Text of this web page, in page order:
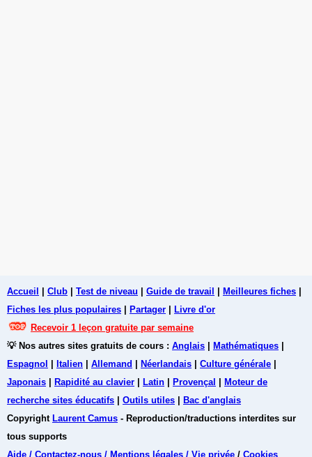
Accueil Club Test de niveau Guide de travail Meilleures fiches
Fiches les plus populaires
Partager
Livre d'or
Recevoir 1 leçon gratuite par semaine
💡 Nos autres sites gratuits de cours : Anglais Mathématiques
Espagnol
Italien Allemand Néerlandais Culture générale
Japonais
Rapidité au clavier Latin Provençal
Moteur de
recherche sites éducatifs
Outils utiles
Bac d'anglais
Copyright Laurent Camus - Reproduction/traductions interdites sur
tous supports
Aide / Contactez-nous / Mentions légales / Vie privée / Cookies